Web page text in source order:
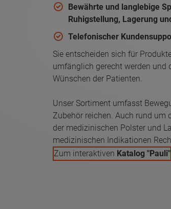
Bewährte und langlebige
Ruhigstellung, Lagerung
Telefonischer
Sie entscheiden sich für
umfänglich gerecht werden und
Wünschen der Patienten.
Unser Sortiment umfasst
Zubehör reichen. Auch rund um
der medizinischen Polster und
medizinischen Indikationen
Zum interaktiven Katalog "Pauli"